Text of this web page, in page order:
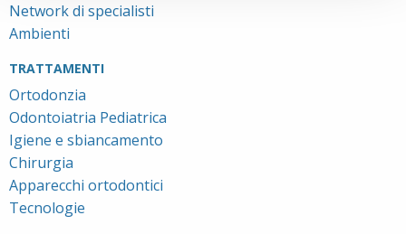
Network di specialisti
Ambienti
TRATTAMENTI
Ortodonzia
Odontoiatria Pediatrica
Igiene e sbiancamento
Chirurgia
Apparecchi ortodontici
Tecnologie